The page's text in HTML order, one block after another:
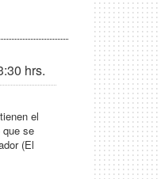
hrs.
el
se
(El